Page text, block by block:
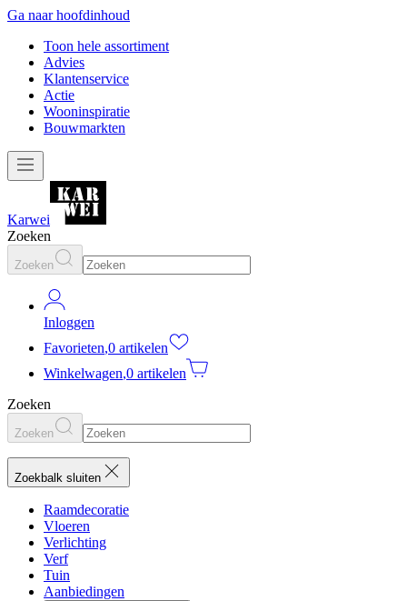
Ga naar hoofdinhoud
Toon hele assortiment
Advies
Klantenservice
Actie
Wooninspiratie
Bouwmarkten
Karwei
Zoeken
Zoeken
Inloggen
Favorieten,0 artikelen
Winkelwagen,0 artikelen
Zoeken
Zoeken
Zoekbalk sluiten
Raamdecoratie
Vloeren
Verlichting
Verf
Tuin
Aanbiedingen